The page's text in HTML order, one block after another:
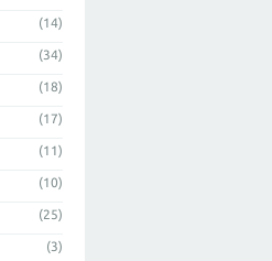
(14)
(34)
(18)
(17)
(11)
(10)
(25)
(3)